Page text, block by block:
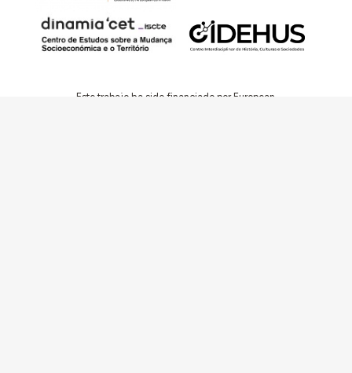
Este trabajo ha sido financiado por European